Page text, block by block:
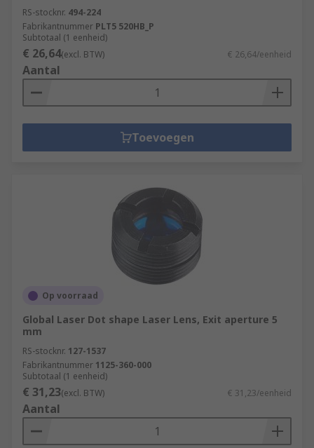
RS-stocknr. 494-224
Fabrikantnummer PLT5 520HB_P
Subtotaal (1 eenheid)
€ 26,64(excl. BTW) € 26,64/eenheid
Aantal
Toevoegen
Op voorraad
Global Laser Dot shape Laser Lens, Exit aperture 5
mm
RS-stocknr. 127-1537
Fabrikantnummer 1125-360-000
Subtotaal (1 eenheid)
€ 31,23(excl. BTW) € 31,23/eenheid
Aantal